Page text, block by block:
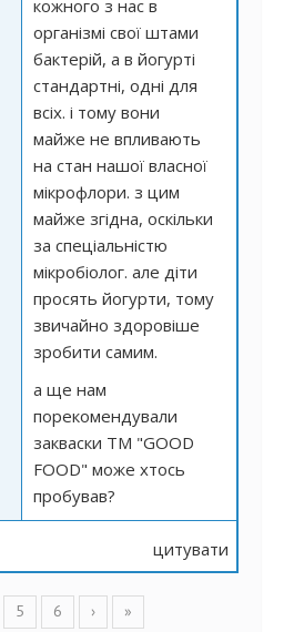
кожного з нас в
організмі свої штами
бактерій, а в йогурті
стандартні, одні для
всіх. і тому вони
майже не впливають
на стан нашої власної
мікрофлори. з цим
майже згідна, оскільки
за спеціальністю
мікробіолог. але діти
просять йогурти, тому
звичайно здоровіше
зробити самим.
а ще нам
порекомендували
закваски ТМ "GOOD
FOOD" може хтось
пробував?
цитувати
5 6 › »